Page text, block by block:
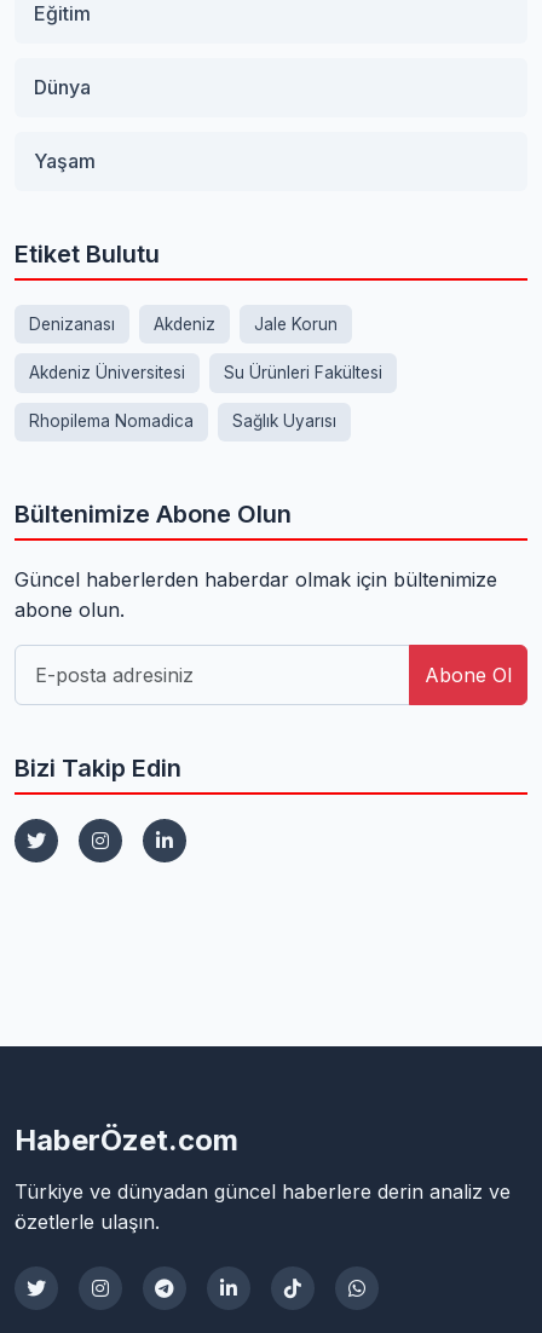
Eğitim
Dünya
Yaşam
Etiket Bulutu
Denizanası Akdeniz Jale Korun
Akdeniz Üniversitesi Su Ürünleri Fakültesi
Rhopilema Nomadica Sağlık Uyarısı
Bültenimize Abone Olun
Güncel haberlerden haberdar olmak için bültenimize
abone olun.
Abone Ol
Bizi Takip Edin
HaberÖzet.com
Türkiye ve dünyadan güncel haberlere derin analiz ve
özetlerle ulaşın.